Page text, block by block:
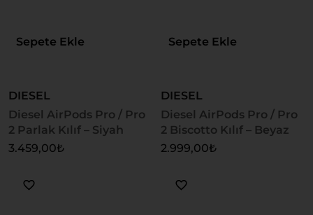
Sepete Ekle
DIESEL
Diesel AirPods Pro / Pro
2 Parlak Kılıf – Siyah
3.459,00₺
Sepete Ekle
DIESEL
Diesel AirPods Pro / Pro
2 Biscotto Kılıf – Beyaz
2.999,00₺